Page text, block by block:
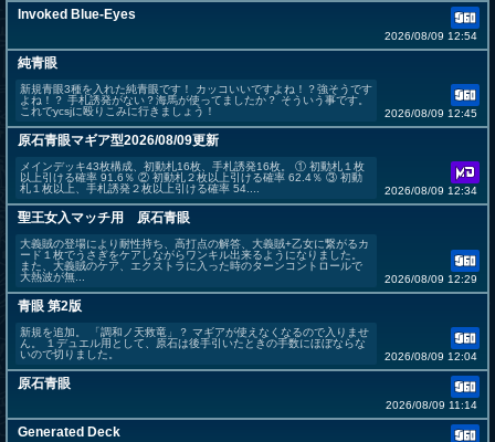
Invoked Blue-Eyes
2026/08/09 12:54
純青眼
新規青眼3種を入れた純青眼です！ カッコいいですよね！？強そうです
よね！？ 手札誘発がない？海馬が使ってましたか？ そういう事です。
これでycsjに殴りこみに行きましょう！
2026/08/09 12:45
原石青眼マギア型2026/08/09更新
メインデッキ43枚構成、初動札16枚、手札誘発16枚。 ① 初動札１枚
以上引ける確率 91.6％ ② 初動札２枚以上引ける確率 62.4％ ③ 初動
札１枚以上、手札誘発２枚以上引ける確率 54....
2026/08/09 12:34
聖王女入マッチ用 原石青眼
大義賊の登場により耐性持ち、高打点の解答、大義賊+乙女に繋がるカ
ード１枚でうさぎをケアしながらワンキル出来るようになりました。
また、大義賊のケア、エクストラに入った時のターンコントロールで
大熱波が無...
2026/08/09 12:29
青眼 第2版
新規を追加。 「調和ノ天救竜」？ マギアが使えなくなるので入りませ
ん。 １デュエル用として、原石は後手引いたときの手数にほぼならな
いので切りました。
2026/08/09 12:04
原石青眼
2026/08/09 11:14
Generated Deck